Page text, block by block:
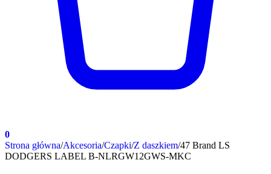
0
Strona główna/Akcesoria/Czapki/Z daszkiem/47 Brand LS
DODGERS LABEL B-NLRGW12GWS-MKC